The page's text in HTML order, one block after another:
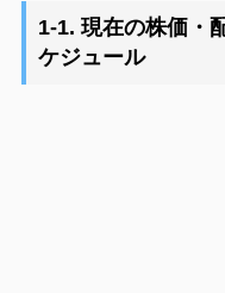
1-1. 現在の株価・
ケジュール